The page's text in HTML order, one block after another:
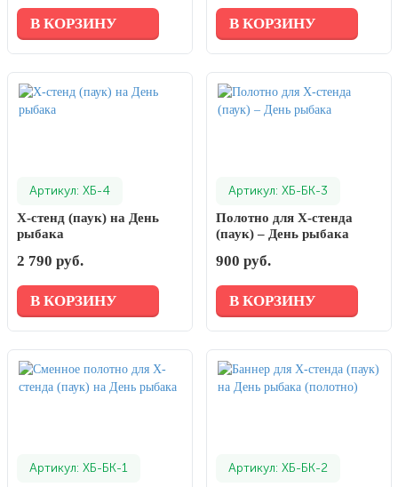
В КОРЗИНУ В КОРЗИНУ
Артикул: XБ-4
Х-стенд (паук) на День
рыбака
2 790 руб.
В КОРЗИНУ
Артикул: ХБ-БК-3
Полотно для Х-стенда
(паук) – День рыбака
900 руб.
В КОРЗИНУ
Артикул: ХБ-БК-1 Артикул: ХБ-БК-2